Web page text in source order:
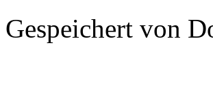
Gespeichert von